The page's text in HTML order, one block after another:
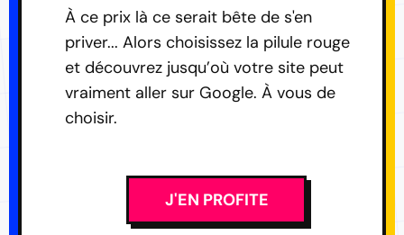
À ce prix là ce serait bête de s'en
priver... Alors choisissez la pilule rouge
et découvrez jusqu’où votre site peut
vraiment aller sur Google. À vous de
choisir.
J'EN PROFITE